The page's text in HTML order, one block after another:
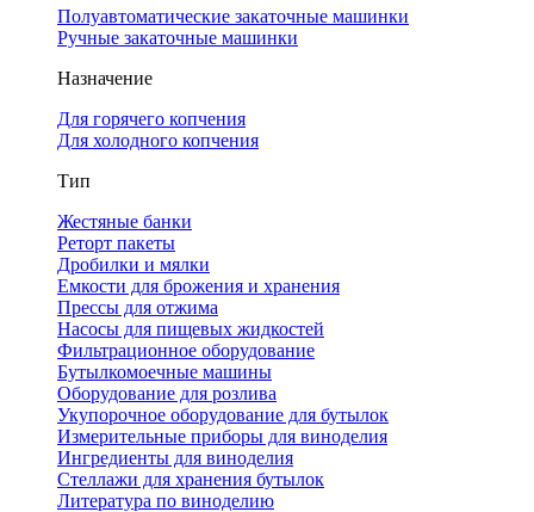
Полуавтоматические закаточные машинки
Ручные закаточные машинки
Назначение
Для горячего копчения
Для холодного копчения
Тип
Жестяные банки
Реторт пакеты
Дробилки и мялки
Емкости для брожения и хранения
Прессы для отжима
Насосы для пищевых жидкостей
Фильтрационное оборудование
Бутылкомоечные машины
Оборудование для розлива
Укупорочное оборудование для бутылок
Измерительные приборы для виноделия
Ингредиенты для виноделия
Стеллажи для хранения бутылок
Литература по виноделию